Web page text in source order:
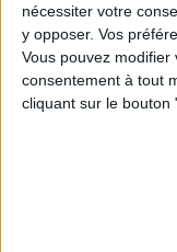
nécessiter votre
y opposer. Vos
Vous pouvez
consentement à tout
cliquant sur le bouton